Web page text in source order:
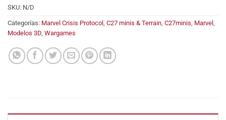
SKU: N/D
Categorías: Marvel Crisis Protocol , C27 minis & Terrain, C27minis, Marvel ,
Modelos 3D, Wargames